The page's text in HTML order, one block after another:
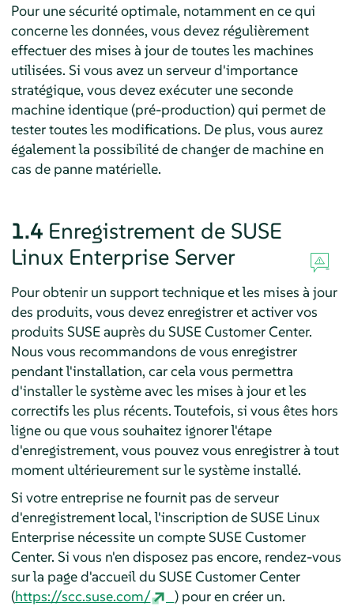
Pour une sécurité optimale, notamment en ce qui
concerne les données, vous devez régulièrement
effectuer des mises à jour de toutes les machines
utilisées. Si vous avez un serveur d'importance
stratégique, vous devez exécuter une seconde
machine identique (pré-production) qui permet de
tester toutes les modifications. De plus, vous aurez
également la possibilité de changer de machine en
cas de panne matérielle.
1.4 Enregistrement de SUSE
Linux Enterprise Server
Pour obtenir un support technique et les mises à jour
des produits, vous devez enregistrer et activer vos
produits SUSE auprès du SUSE Customer Center.
Nous vous recommandons de vous enregistrer
pendant l'installation, car cela vous permettra
d'installer le système avec les mises à jour et les
correctifs les plus récents. Toutefois, si vous êtes hors
ligne ou que vous souhaitez ignorer l'étape
d'enregistrement, vous pouvez vous enregistrer à tout
moment ultérieurement sur le système installé.
Si votre entreprise ne fournit pas de serveur
d'enregistrement local, l'inscription de SUSE Linux
Enterprise nécessite un compte SUSE Customer
Center. Si vous n'en disposez pas encore, rendez-vous
sur la page d'accueil du SUSE Customer Center
(https://scc.suse.com/
) pour en créer un.